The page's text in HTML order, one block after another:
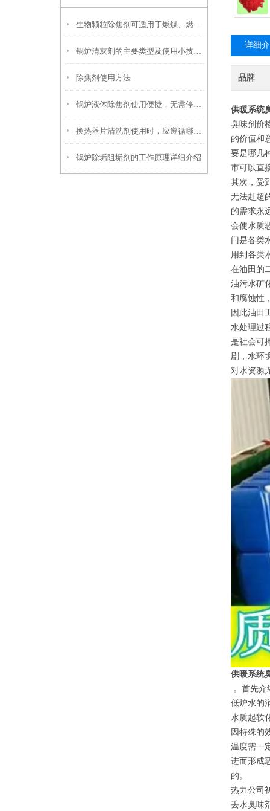
生物颗粒除焦剂可适用于燃煤、燃油及生物质混燃锅炉的定期除焦
锅炉清灰剂的主要类型及使用小技巧分享
除焦剂使用方法
锅炉液体除焦剂使用便捷，无需停炉即可在线投加
换热器片清洗剂使用时，应遵循哪些步骤？
锅炉除垢阻垢剂的工作原理详细介绍
详细
品牌
供暖系统
臭味剂价
的价值和
要是哪几
市可以直
其次，受
无法赶超
的需求永
会使水质
门是各类
用到各类
在油田的
油污水矿
和腐蚀性
因此油田
水处理过
是社会可
剧，水环
对水资源
供暖系统
。首先介
低炉水的
水质起软
因特殊的
温度需一
进而形成
的。
热力公司
丢水臭味